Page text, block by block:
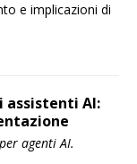
e implicazioni di
assistenti AI:
agenti AI.